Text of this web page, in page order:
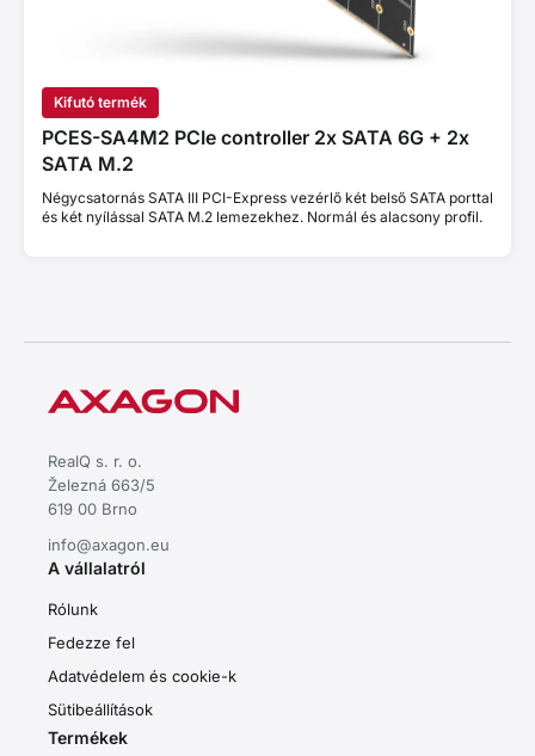
Kifutó termék
PCES-SA4M2 PCIe controller 2x SATA 6G + 2x
SATA M.2
Négycsatornás SATA III PCI-Express vezérlő két belső SATA porttal
és két nyílással SATA M.2 lemezekhez. Normál és alacsony profil.
RealQ s. r. o.
Železná 663/5
619 00 Brno
info@axagon.eu
A vállalatról
Rólunk
Fedezze fel
Adatvédelem és cookie-k
Sütibeállítások
Termékek